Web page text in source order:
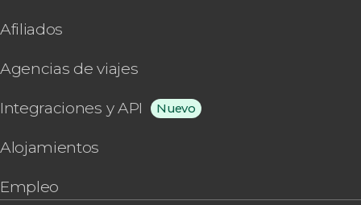
Afiliados
Agencias de viajes
Integraciones y API Nuevo
Alojamientos
Empleo